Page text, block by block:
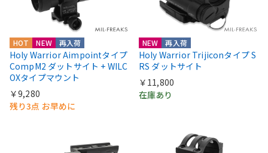
HOT NEW 再入荷
Holy Warrior Aimpointタイプ
CompM2 ダットサイト + WILC
OXタイプマウント
￥9,280
残り3点 お早めに
NEW 再入荷
Holy Warrior Trijiconタイプ S
RS ダットサイト
￥11,800
在庫あり